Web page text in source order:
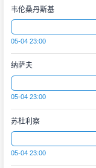
韦伦桑丹斯基
05-04 23:00
纳萨夫
05-04 23:00
苏杜利察
05-04 23:00